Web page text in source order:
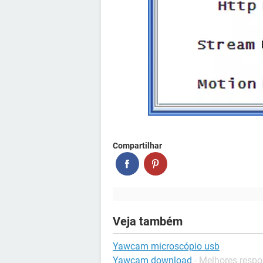
Compartilhar
Veja também
Yawcam microscópio usb
Yawcam download - Melhores